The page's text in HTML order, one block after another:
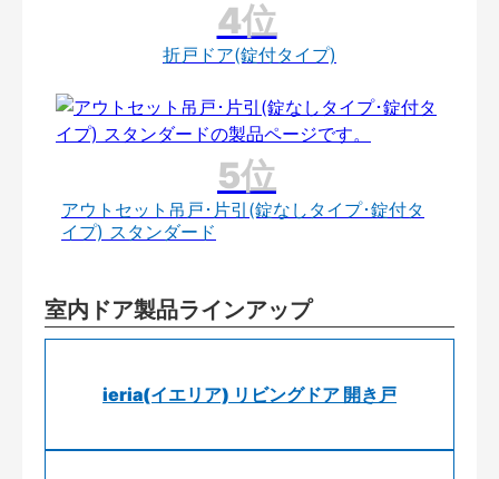
折戸ドア(錠付タイプ)
アウトセット吊戸･片引(錠なしタイプ･錠付タ
イプ) スタンダード
室内ドア製品ラインアップ
ieria(イエリア) リビングドア 開き戸